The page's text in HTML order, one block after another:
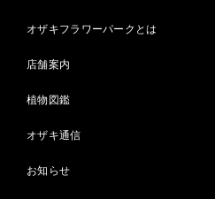
オザキフラワーパークとは
店舗案内
植物図鑑
オザキ通信
お知らせ